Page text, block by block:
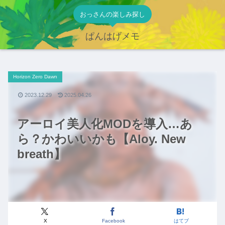
おっさんの楽しみ探し
ぱんはげメモ
アーロイ美人化MODを導入…あ
ら？かわいいかも【Aloy. New
breath】
Horizon Zero Dawn
X Facebook はてブ
2023.12.29 2025.04.26